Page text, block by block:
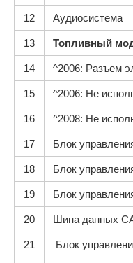
12 Аудиосистема
13 Топливный
14 ^2006: Разъем
15 ^2006: Не
16 ^2008: Не
17 Блок
18 Блок
19 Блок
20 Шина данных
21 Блок